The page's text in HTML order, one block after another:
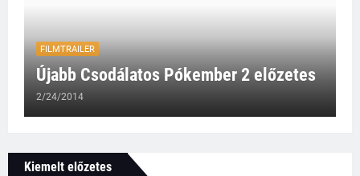
FILMTRAILER
Újabb Csodálatos Pókember 2 előzetes
2/24/2014
Kiemelt előzetes